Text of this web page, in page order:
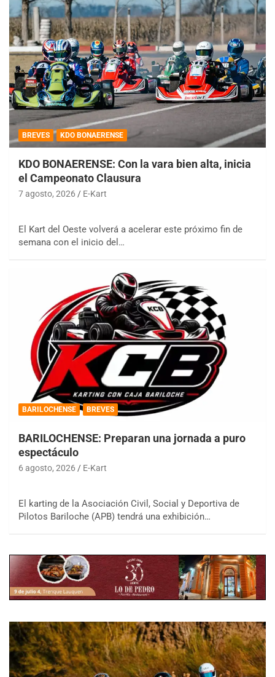
BREVES KDO BONAERENSE
KDO BONAERENSE: Con la vara bien alta, inicia
el Campeonato Clausura
7 agosto, 2026 E-Kart
El Kart del Oeste volverá a acelerar este próximo fin de
semana con el inicio del…
BARILOCHENSE BREVES
BARILOCHENSE: Preparan una jornada a puro
espectáculo
6 agosto, 2026 E-Kart
El karting de la Asociación Civil, Social y Deportiva de
Pilotos Bariloche (APB) tendrá una exhibición…